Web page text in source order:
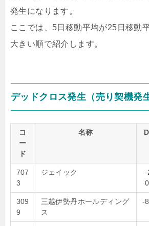
発生になります。
ここでは、5日移動平均が25日移動
大きい順で紹介します。
デッドクロス発生（売り契機発
コ
ー
ド
名称
707
3
ジェイック
-
309
9
三越伊勢丹ホールディング
ス
-